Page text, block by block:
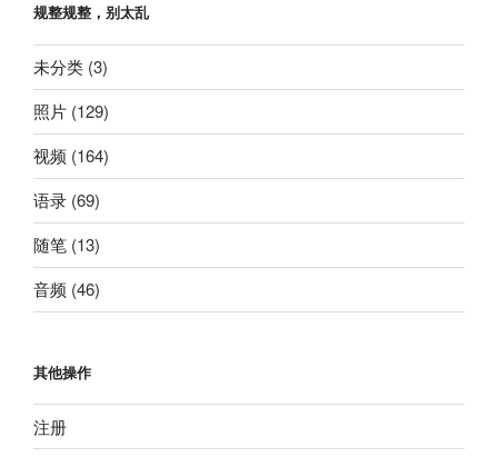
规整规整，别太乱
未分类 (3)
照片 (129)
视频 (164)
语录 (69)
随笔 (13)
音频 (46)
其他操作
注册